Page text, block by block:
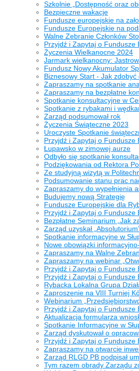
Szkolnie „Dostępność oraz
Bezpieczne wakacje
Fundusze europejskie na
Fundusze Europejskie na
Walne Zebranie Członków
Przyjdź i Zapytaj o Fundusze
Życzenia Wielkanocne 2024
Jarmark wielkanocny:
Fundusz Nowy Akumulator
Biznesowy Start - Jak
Zapraszamy na spotkanie
Zapraszamy na bezpłatne
Spotkanie konsultacyjne w
Spotkanie z rybakami i
Zarząd podsumował rok
Życzenia Świąteczne 2023
Uroczyste Spotkanie
Przyjdź i Zapytaj o Fundusze
Łupawsko w zimowej aurze
Odbyło się spotkanie
Podziękowania od Rektora
Ze studyjną wizytą w
Podsumowanie stanu prac
Zapraszamy do wypełnienia
Budujemy nową Strategię
Fundusze Europejskie dla
Przyjdź i Zapytaj o Fundusze
Bezpłatne Seminarium „Jak
Zarząd uzyskał
Spotkanie informacyjne w
Nowe obowiązki
Zapraszamy na Walne
Zapraszamy na webinar
Przyjdź i Zapytaj o Fundusze
Przyjdź i Zapytaj o Fundusze
Rybacka Lokalna Grupa
Zaproszenie na VIII Turniej
Webinarium
Przyjdź i Zapytaj o Fundusze
Aktualizacja formularza
Spotkanie Informacyjne w
Zarząd dyskutował o
Przyjdź i Zapytaj o Fundusze
Zapraszamy na otwarcie
Zarząd RLGD PB podpisał
Tym razem obrady Zarządu